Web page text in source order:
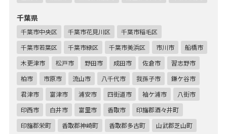
千葉県
千葉市中央区 千葉市花見川区
千葉市稲毛区
千葉市若葉区
千葉市緑区 千葉市美浜区 市川市
船橋市
木更津市
松戸市 野田市 成田市 佐倉市
習志野市
柏市
市原市 流山市 八千代市 我孫子市
鎌ケ谷市
君津市
富津市 浦安市 四街道市 袖ケ浦市
八街市
印西市
白井市 富里市 香取市
印旛郡酒々井町
印旛郡栄町
香取郡神崎町 香取郡多古町
山武郡芝山町